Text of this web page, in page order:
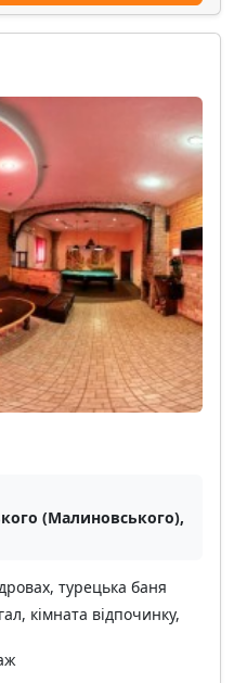
(Малиновського),
турецька баня
кімната відпочинку,